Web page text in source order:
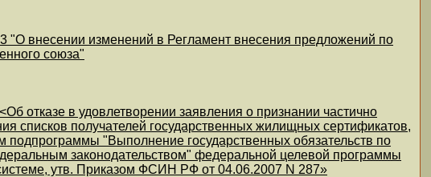
"О внесении изменений в Регламент внесения предложений по
союза"
отказе в удовлетворении заявления о признании частично
списков получателей государственных жилищных сертификатов,
"Выполнение государственных обязательств по
законодательством" федеральной целевой программы
утв. Приказом ФСИН РФ от 04.06.2007 N 287»